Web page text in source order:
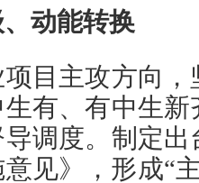
动能转换
主攻方向，
有、有中生
调度。制定
见》，形成“